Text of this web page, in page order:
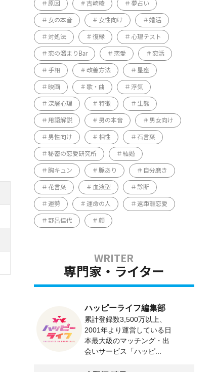
原因 吉崎綾 夢占い
女の本音 女性向け 婚活
対処法 復縁 心理テスト
恋の溜まりBar 恋愛 恋活
手相 改善方法 星座
映画 歌・曲 浮気
深層心理 特徴 生態
用語解説 男の本音 男女向け
男性向け 相性 石言葉
秘密の恋愛研究所 結婚
胸キュン 脈あり 自分磨き
花言葉 血液型 診断
運勢 運命の人 遠距離恋愛
野呂佳代 顔
専門家・ライター
ハッピーライフ編集部
累計登録数3,500万以上、
2001年より運営している日
本最大級のマッチング・出
会いサービス「ハッピ...